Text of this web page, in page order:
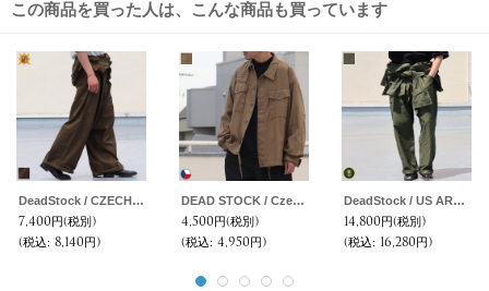
この商品を買った人は、こんな商品も買っています
DeadStock / CZECH ARMY 70’ｓ HOOD COVERALLS (チェコ軍 70年代フード付きカバーオール)
7,400円(税別)
(税込: 8,140円)
DEAD STOCK / Czech Army Work Jacket（チェコ軍 ワーク ジャケット）
4,500円(税別)
(税込: 4,950円)
DeadStock / US ARMY 80’ｓ UTILITY COVERALLS (1980年代 米国製 US.TYPE1 コットン・ユーティリティ カバーオール)
14,800円(税別)
(税込: 16,280円)